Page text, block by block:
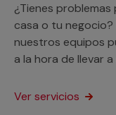
¿Tienes
casa o tu
nuestros equipos
a la hora de llevar
Ver servicios